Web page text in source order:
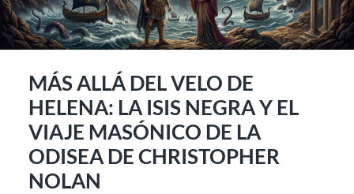
MÁS ALLÁ DEL VELO DE
HELENA: LA ISIS NEGRA Y EL
VIAJE MASÓNICO DE LA
ODISEA DE CHRISTOPHER
NOLAN